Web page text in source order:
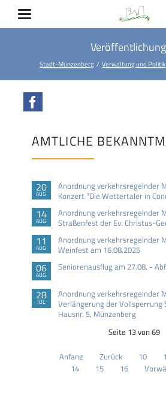
Stadt-Münzenberg Verwaltung und Politik
AMTLICHE
20
AUG
Anordnung verkehrsregelnder
Konzert "Die Wettertaler in
14
AUG
Anordnung verkehrsregelnder
Straßenfest der Ev. Christus-
11
AUG
Anordnung verkehrsregelnder
Weinfest am 16.08.2025
06
AUG
Seniorenausflug am 27.08. -
28
JUL
Anordnung verkehrsregelnder
Verlängerung der Vollsperrung
Hausnr. 5, Münzenberg
Seite 13 von 69
Anfang Zurück 10
14
15 16